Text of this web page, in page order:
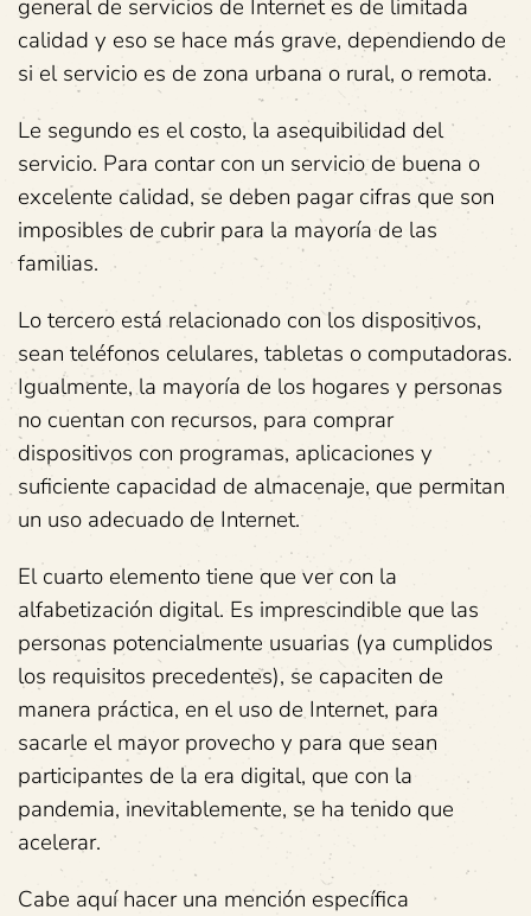
general de servicios de Internet es de limitada
calidad y eso se hace más grave, dependiendo de
si el servicio es de zona urbana o rural, o remota.
Le segundo es el costo, la asequibilidad del
servicio. Para contar con un servicio de buena o
excelente calidad, se deben pagar cifras que son
imposibles de cubrir para la mayoría de las
familias.
Lo tercero está relacionado con los dispositivos,
sean teléfonos celulares, tabletas o computadoras.
Igualmente, la mayoría de los hogares y personas
no cuentan con recursos, para comprar
dispositivos con programas, aplicaciones y
suficiente capacidad de almacenaje, que permitan
un uso adecuado de Internet.
El cuarto elemento tiene que ver con la
alfabetización digital. Es imprescindible que las
personas potencialmente usuarias (ya cumplidos
los requisitos precedentes), se capaciten de
manera práctica, en el uso de Internet, para
sacarle el mayor provecho y para que sean
participantes de la era digital, que con la
pandemia, inevitablemente, se ha tenido que
acelerar.
Cabe aquí hacer una mención específica